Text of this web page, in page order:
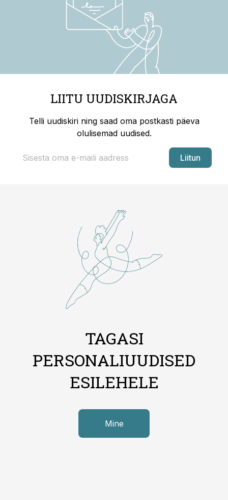
LIITU UUDISKIRJAGA
Telli uudiskiri ning saad oma postkasti päeva
olulisemad uudised.
Liitun
TAGASI
PERSONALIUUDISED
ESILEHELE
Mine